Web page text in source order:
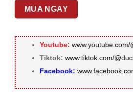
MUA NGAY
Youtube: www.youtube.com/
Tiktok: www.tiktok.com/
Facebook: